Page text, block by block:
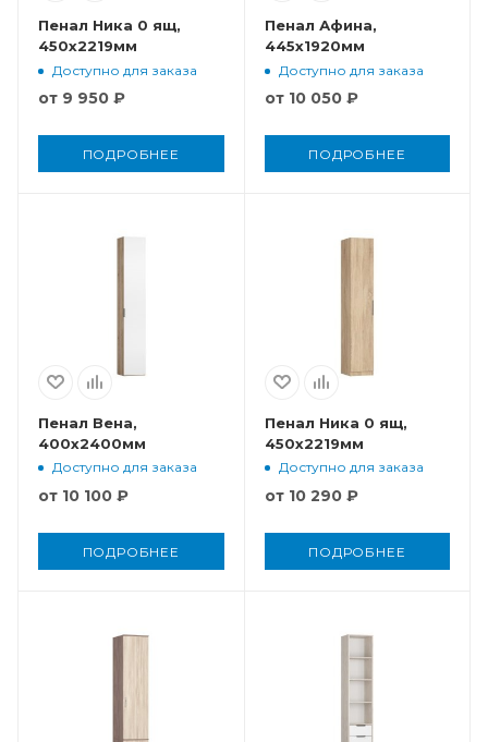
Пенал Ника 0 ящ,
450x2219мм
Доступно для заказа
от 9 950 ₽
ПОДРОБНЕЕ
Пенал Афина,
445x1920мм
Доступно для заказа
от 10 050 ₽
ПОДРОБНЕЕ
Пенал Вена,
400x2400мм
Доступно для заказа
от 10 100 ₽
ПОДРОБНЕЕ
Пенал Ника 0 ящ,
450x2219мм
Доступно для заказа
от 10 290 ₽
ПОДРОБНЕЕ